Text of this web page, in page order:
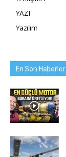
YAZI
Yazılım
En Son Haberler